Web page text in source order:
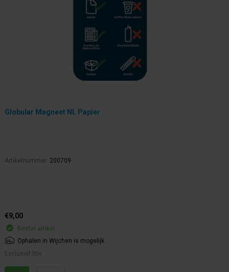
Globular Magneet NL Papier
Artikelnummer: 200709
€9,00
Bestel artikel.
Ophalen in Wijchen is mogelijk.
Exclusief btw.